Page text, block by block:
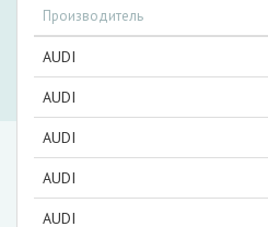
Производитель
AUDI
AUDI
AUDI
AUDI
AUDI